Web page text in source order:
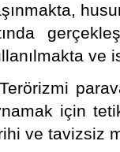
ve
Terörizmi
için
ve tavizsiz